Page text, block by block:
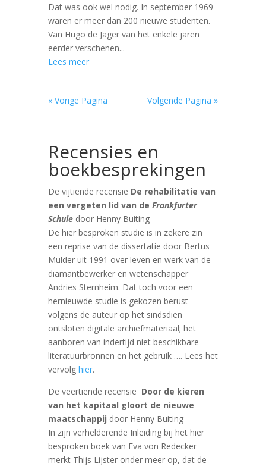
Dat was ook wel nodig. In september 1969
waren er meer dan 200 nieuwe studenten.
Van Hugo de Jager van het enkele jaren
eerder verschenen...
Lees meer
« Vorige Pagina Volgende Pagina »
Recensies en
boekbesprekingen
De vijtiende recensie De rehabilitatie van
een vergeten lid van de Frankfurter
Schuledoor Henny Buiting
De hier besproken studie is in zekere zin
een reprise van de dissertatie door Bertus
Mulder uit 1991 over leven en werk van de
diamantbewerker en wetenschapper
Andries Sternheim. Dat toch voor een
hernieuwde studie is gekozen berust
volgens de auteur op het sindsdien
ontsloten digitale archiefmateriaal; het
aanboren van indertijd niet beschikbare
literatuurbronnen en het gebruik …. Lees het
vervolg hier.
De veertiende recensie Door de kieren
van het kapitaal gloort de nieuwe
maatschappij door Henny Buiting
In zijn verhelderende Inleiding bij het hier
besproken boek van Eva von Redecker
merkt Thijs Lijster onder meer op, dat de